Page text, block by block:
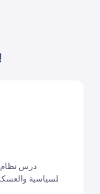
درس نظام
السياسية